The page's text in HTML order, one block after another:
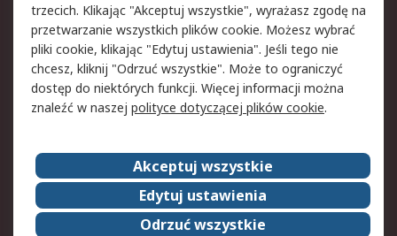
Bezpieczeństwo e-
maila
Polityka dotycząca
plików cookie
Polityka prywatności
Użytkowanie witryny
Zastrzeżenia prawne
Warunki Sprzedaży
Kontakt
O firmie RS
RS na świecie
Kariera
Nagrody dla RS
trzecich. Klikając "Akceptuj wszystkie", wyrażasz zgodę na
przetwarzanie wszystkich plików cookie. Możesz wybrać
pliki cookie, klikając "Edytuj ustawienia". Jeśli tego nie
chcesz, kliknij "Odrzuć wszystkie". Może to ograniczyć
dostęp do niektórych funkcji. Więcej informacji można
znaleźć w naszej polityce dotyczącej plików cookie.
Akceptuj wszystkie
Edytuj ustawienia
Odrzuć wszystkie